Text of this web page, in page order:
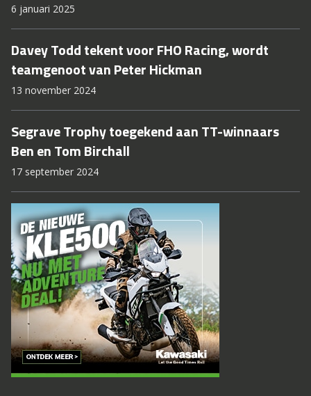
6 januari 2025
Davey Todd tekent voor FHO Racing, wordt
teamgenoot van Peter Hickman
13 november 2024
Segrave Trophy toegekend aan TT-winnaars
Ben en Tom Birchall
17 september 2024